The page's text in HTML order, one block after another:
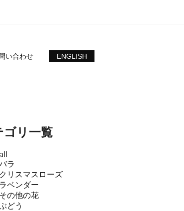
い合わせ ENGLISH
ゴリ一覧
ラ
クリスマスローズ
ラベンダー
その他の花
どう